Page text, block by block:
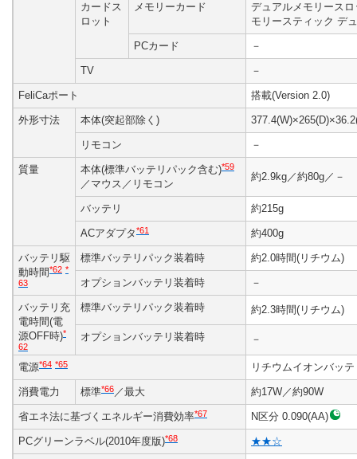
カードス
ロット
メモリーカード
デュアルメモリース
モリースティック デ
PCカード －
TV －
FeliCaポート 搭載(Version 2.0)
外形寸法 本体(突起部除く)
リモコン －
質量 本体(標準バッテリパック含む)*59
／マウス／リモコン
約2.9kg／約80g／－
バッテリ 約215g
ACアダプタ*61 約400g
バッテリ駆
動時間*62 *
63
標準バッテリパック装着時 約2.0時間(リチウム)
オプションバッテリ装着時 －
バッテリ充
電時間(電
源OFF時)*
62
標準バッテリパック装着時 約2.3時間(リチウム)
オプションバッテリ装着時 －
電源*64 *65 リチウムイオンバッ
消費電力 標準*66／最大 約17W／約90W
省エネ法に基づくエネルギー消費効率*67 N区分 0.090(AA)
PCグリーンラベル(2010年度版)*68 ★★☆